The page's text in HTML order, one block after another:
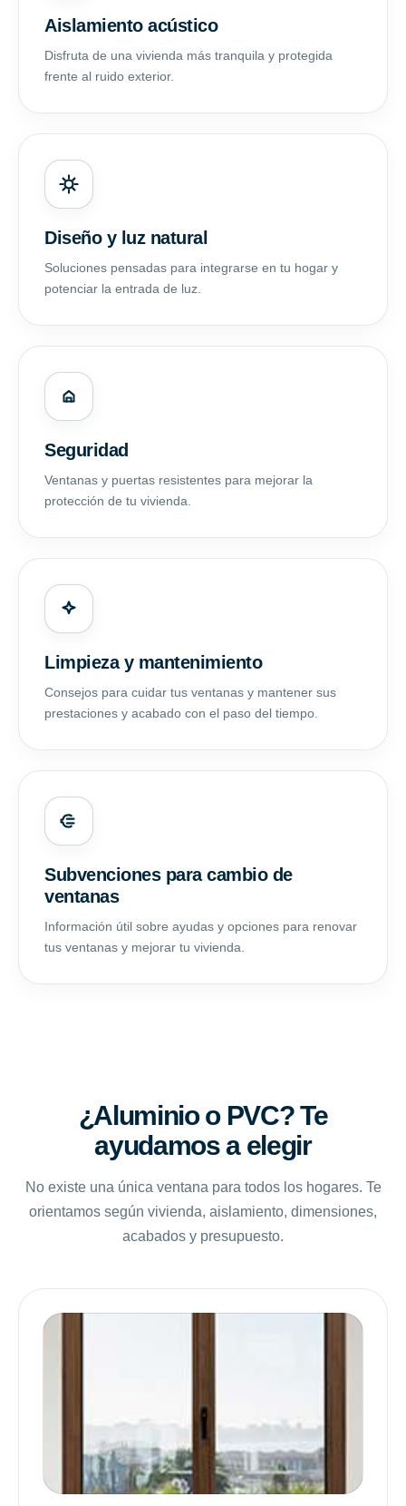
Aislamiento acústico
Disfruta de una vivienda más tranquila y protegida
frente al ruido exterior.
Diseño y luz natural
Soluciones pensadas para integrarse en tu hogar y
potenciar la entrada de luz.
Seguridad
Ventanas y puertas resistentes para mejorar la
protección de tu vivienda.
Limpieza y mantenimiento
Consejos para cuidar tus ventanas y mantener sus
prestaciones y acabado con el paso del tiempo.
Subvenciones para cambio de
ventanas
Información útil sobre ayudas y opciones para renovar
tus ventanas y mejorar tu vivienda.
¿Aluminio o PVC? Te
ayudamos a elegir
No existe una única ventana para todos los hogares. Te
orientamos según vivienda, aislamiento, dimensiones,
acabados y presupuesto.